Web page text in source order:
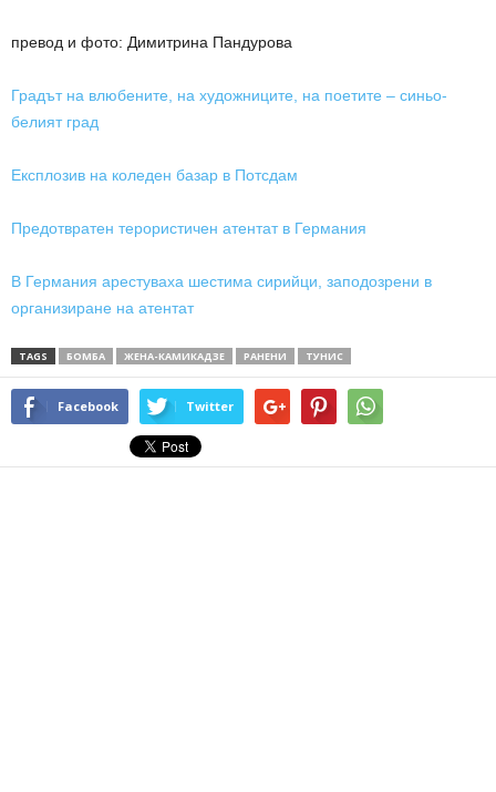
превод и фото: Димитрина Пандурова
Градът на влюбените, на художниците, на поетите – синьо-
белият град
Експлозив на коледен базар в Потсдам
Предотвратен терористичен атентат в Германия
В Германия арестуваха шестима сирийци, заподозрени в
организиране на атентат
TAGS БОМБА ЖЕНА-КАМИКАДЗЕ РАНЕНИ ТУНИС
Facebook Twitter